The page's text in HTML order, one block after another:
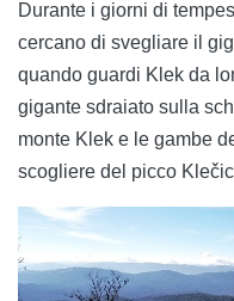
Durante i giorni di
cercano di svegliare il
quando guardi Klek da
gigante sdraiato sulla
monte Klek e le gambe
scogliere del picco